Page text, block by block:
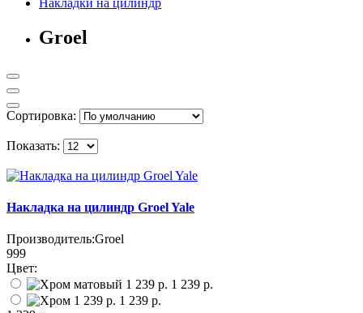
Groel
Сортировка:
Показать:
Накладка на цилиндр Groel Yale
Производитель:Groel
999
Цвет:
1 239 р.
1 239 р.